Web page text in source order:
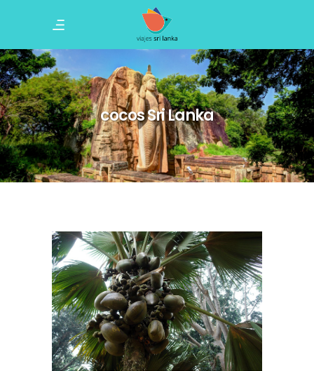
cocos Sri Lanka